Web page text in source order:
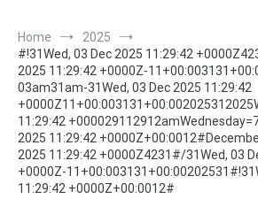
Home
2025
#!31Wed, 03 Dec 2025 11:29:42
2025 11:29:42 +0000Z-
03am31am-31Wed, 03 Dec 2025 11:29:42
11:29:42
2025 11:29:42
2025 11:29:42 +0000Z4231#/31Wed, 03
+0000Z-
11:29:42 +0000Z+00:0012#